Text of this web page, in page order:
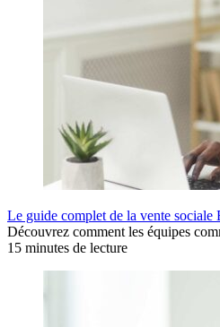
Le guide complet de la vente sociale
Découvrez comment les équipes
15 minutes de lecture